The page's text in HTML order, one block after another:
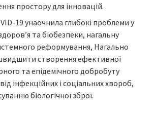
простору для інновацій.
19 унаочнила глибокі проблеми у
та біобезпеки, нагальну
реформування, Нагально
створення ефективної
та епідемічного добробуту
інфекційних і соціальних хвороб,
біологічної зброї.